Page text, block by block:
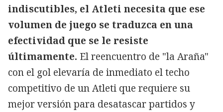
indiscutibles, el Atleti necesita que ese
volumen de juego se traduzca en una
efectividad que se le resiste
últimamente. El reencuentro de "la Araña"
con el gol elevaría de inmediato el techo
competitivo de un Atleti que requiere su
mejor versión para desatascar partidos y